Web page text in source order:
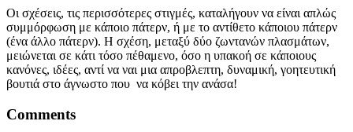
Οι σχέσεις, τις περισσότερες στιγμές, καταλήγουν να είναι απλώς
συμμόρφωση με κάποιο πάτερν, ή με το αντίθετο κάποιου πάτερν
(ένα άλλο πάτερν). Η σχέση, μεταξύ δύο ζωντανών πλασμάτων,
μειώνεται σε κάτι τόσο πέθαμενο, όσο η υπακοή σε κάποιους
κανόνες, ιδέες, αντί να ναι μια απροβλεπτη, δυναμική, γοητευτική
βουτιά στο άγνωστο που να κόβει την ανάσα!
Comments